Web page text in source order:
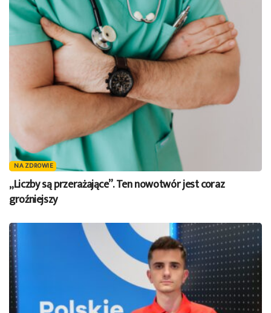
NA ZDROWIE
„Liczby są przerażające”. Ten nowotwór jest coraz
groźniejszy